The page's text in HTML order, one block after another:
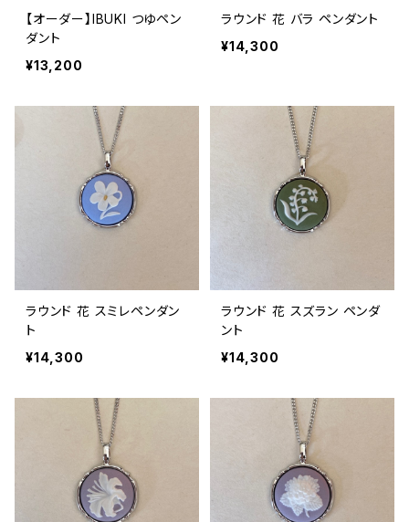
【オーダー】IBUKI つゆペン
ダント
¥13,200
ラウンド 花 バラ ペンダント
¥14,300
ラウンド 花 スミレペンダン
ト
¥14,300
ラウンド 花 スズラン ペンダ
ント
¥14,300